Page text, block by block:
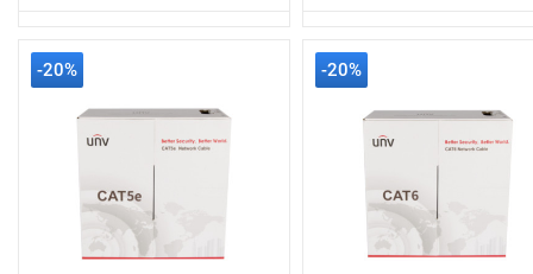
-20% -20%